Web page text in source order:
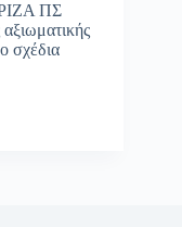
ΠΣ
σχέδια